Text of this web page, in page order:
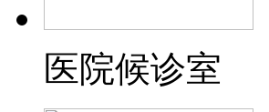
医院候诊室